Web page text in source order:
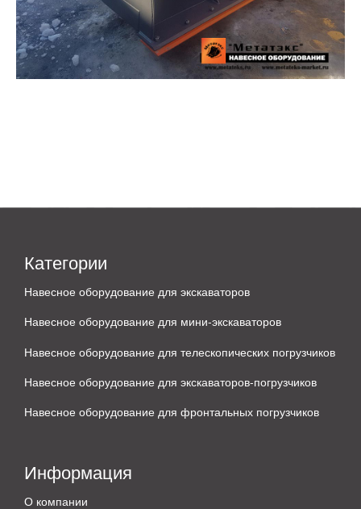
Категории
Навесное оборудование для экскаваторов
Навесное оборудование для мини-экскаваторов
Навесное оборудование для телескопических погрузчиков
Навесное оборудование для экскаваторов-погрузчиков
Навесное оборудование для фронтальных погрузчиков
Информация
О компании